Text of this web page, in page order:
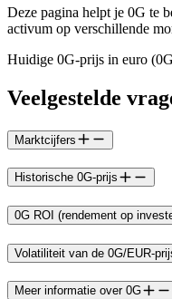
Deze pagina helpt je 0G te
activum op verschillende
Huidige 0G-prijs in euro
Veelgestelde
Marktcijfers
Historische 0G-prijs
0G ROI (rendement op
Volatiliteit van de 0G/EUR-
Meer informatie over 0G